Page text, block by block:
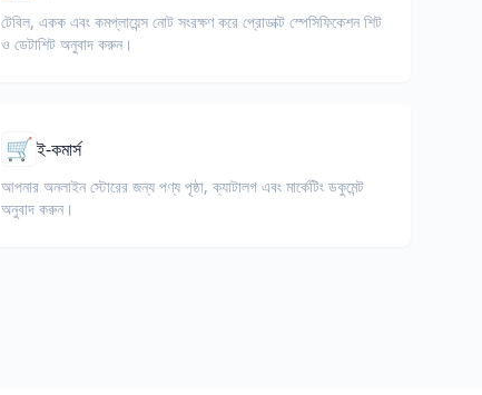
টেবিল, একক এবং কমপ্লায়েন্স নোট সংরক্ষণ করে প্রোডাক্ট স্পেসিফিকেশন শিট
ও ডেটাশিট অনুবাদ করুন।
🛒ই-কমার্স
আপনার অনলাইন স্টোরের জন্য পণ্য পৃষ্ঠা, ক্যাটালগ এবং মার্কেটিং ডকুমেন্ট
অনুবাদ করুন।